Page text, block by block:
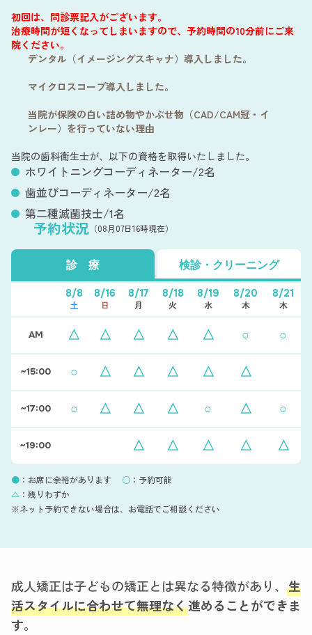
※お電話にてご予約ください。
初回は、問診票記入がございます。
治療時間が短くなってしまいますので、予約時間の10分前にご来
院ください。
デンタル（イメージングスキャナ）導入しました。
マイクロスコープ導入しました。
当院が保険の白い詰め物やかぶせ物（CAD/CAM冠・イ
ンレー）を行っていない理由
当院の歯科衛生士が、以下の資格を取得いたしました。
ホワイトニングコーディネーター/2名
歯並びコーディネーター/2名
第二種滅菌技士/1名
第二種歯科感染管理者/2名
今後も知識・技術の向上に努め、安心して通っていただける診療
体制を整えてまいります。
医療DX推進体制加算に係る掲示について
予約状況 （08月07日16時現在）
診 療 検診・クリーニング
8/8
土
8/16
日
8/17
月
8/18
火
8/19
水
8/20
木
8/21
木
AM △ △ △ △ △ ○ ○
~15:00 ○ △ △ △ △ △
~17:00 ○ △ △ △ ○ △ ○
~19:00 △ △ △ △ △
● ：お席に余裕があります ○ ：予約可能
△ ：残りわずか
※ネット予約できない場合は、お電話でご相談ください
成人矯正は子どもの矯正とは異なる特徴があり、 生
活スタイルに合わせて無理なく進めることができま
す。